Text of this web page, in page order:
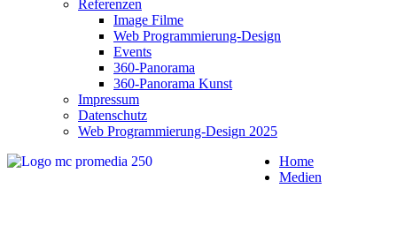
Referenzen
Image Filme
Web Programmierung-Design
Events
360-Panorama
360-Panorama Kunst
Impressum
Datenschutz
Web Programmierung-Design 2025
Home
Medien